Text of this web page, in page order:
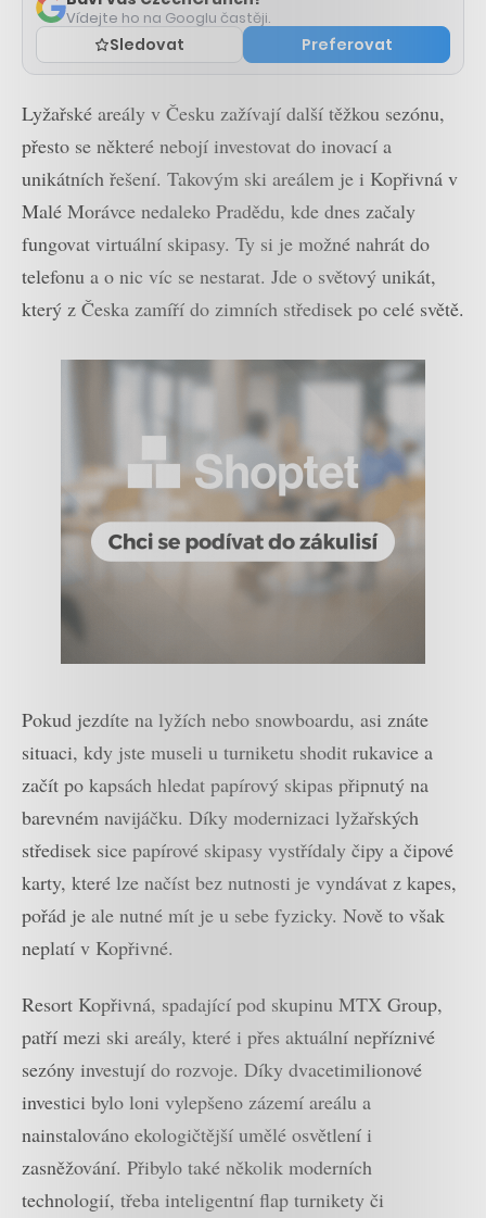
Vídejte ho na Googlu častěji.
Sledovat Preferovat
Lyžařské areály v Česku zažívají další těžkou sezónu,
přesto se některé nebojí investovat do inovací a
unikátních řešení. Takovým ski areálem je i Kopřivná v
Malé Morávce nedaleko Pradědu, kde dnes začaly
fungovat virtuální skipasy. Ty si je možné nahrát do
telefonu a o nic víc se nestarat. Jde o světový unikát,
který z Česka zamíří do zimních středisek po celé světě.
Pokud jezdíte na lyžích nebo snowboardu, asi znáte
situaci, kdy jste museli u turniketu shodit rukavice a
začít po kapsách hledat papírový skipas připnutý na
barevném navijáčku. Díky modernizaci lyžařských
středisek sice papírové skipasy vystřídaly čipy a čipové
karty, které lze načíst bez nutnosti je vyndávat z kapes,
pořád je ale nutné mít je u sebe fyzicky. Nově to však
neplatí v Kopřivné.
Resort Kopřivná, spadající pod skupinu MTX Group,
patří mezi ski areály, které i přes aktuální nepříznivé
sezóny investují do rozvoje. Díky dvacetimilionové
investici bylo loni vylepšeno zázemí areálu a
nainstalováno ekologičtější umělé osvětlení i
zasněžování. Přibylo také několik moderních
technologií, třeba inteligentní flap turnikety či